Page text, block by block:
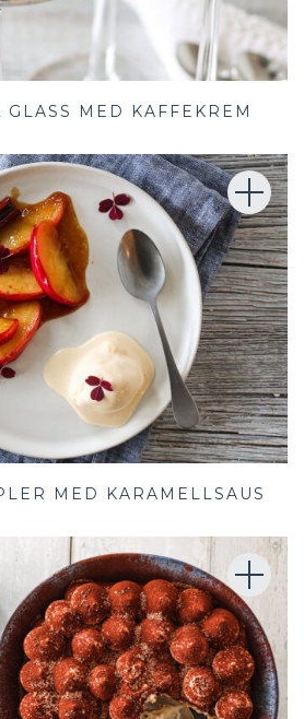
GLASS MED KAFFEKREM
MED KARAMELLSAUS